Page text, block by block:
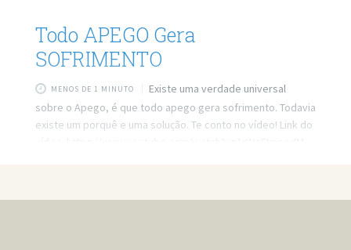
Todo APEGO Gera
SOFRIMENTO
MENOS DE 1 MINUTO
Existe uma verdade universal
sobre o Apego, é que todo apego gera sofrimento. Todavia
existe um porquê e uma solução. Te conto no vídeo! Link do